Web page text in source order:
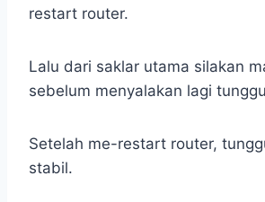
restart router.
Lalu dari saklar utama silakan
sebelum menyalakan lagi
Setelah me-restart router,
stabil.